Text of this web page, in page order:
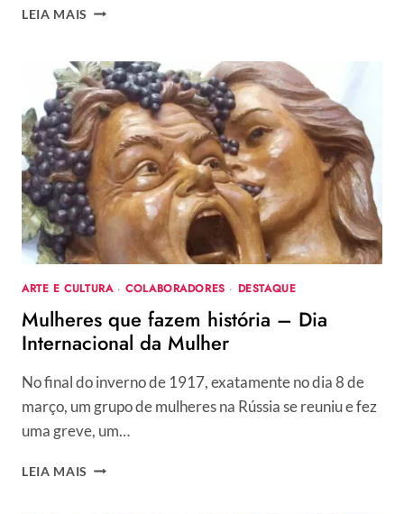
LEIA MAIS ANUÁRIO
DE
ARTES
PLÁSTICAS
ARTE E CULTURA·COLABORADORES · DESTAQUE
Mulheres que fazem história – Dia
Internacional da Mulher
No final do inverno de 1917, exatamente no dia 8 de
março, um grupo de mulheres na Rússia se reuniu e fez
uma greve, um…
LEIA MAIS MULHERES